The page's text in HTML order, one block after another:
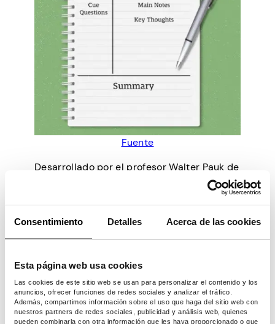
Consentimiento Detalles Acerca de las cookies
Esta página web usa cookies
Las cookies de este sitio web se usan para personalizar el contenido y los
anuncios, ofrecer funciones de redes sociales y analizar el tráfico.
Además, compartimos información sobre el uso que haga del sitio web con
nuestros partners de redes sociales, publicidad y análisis web, quienes
pueden combinarla con otra información que les haya proporcionado o que
Fuente
Desarrollado por el profesor Walter Pauk de
Esta técnica súper fácil ha ayudado a
innumerables estudiantes a evitar el
más fácil que el exprimido de limón. Todo lo
que tienes que marcar son dos columnas y
una línea inferior.
Para dar a tus materiales un marco sencillo,